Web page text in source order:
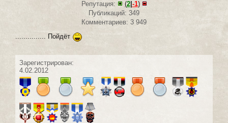
Репутация:
(2| -1)
Публикаций: 349
Комментариев: 3 949
............... Пойдёт
Зарегистрирован:
4.02.2012